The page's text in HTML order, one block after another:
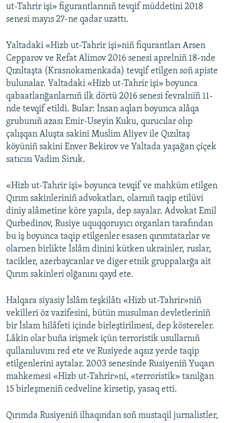
ut-Tahrir işi» figurantlarınıñ tevqif müddetini 2018
senesi mayıs 27-ne qadar uzattı.
Yaltadaki «Hizb ut-Tahrir işi»niñ fiqurantları Arsen
Cepparov ve Refat Alimov 2016 senesi aprelniñ 18-nde
Qızıltaşta (Krasnokamenkada) tevqif etilgen soñ apiste
bulunalar. Yaltadaki «Hizb ut-Tahrir işi» boyunca
qabaatlanğanlarnıñ ilk dörtü 2016 senesi fevralniñ 11-
nde tevqif etildi. Bular: İnsan aqları boyunca alâqa
grubunıñ azası Emir-Useyin Kuku, qurucılar olıp
çalışqan Aluşta sakini Muslim Aliyev ile Qızıltaş
köyüniñ sakini Enver Bekirov ve Yaltada yaşağan çiçek
satıcısı Vadim Siruk.
«Hizb ut-Tahrir işi» boyunca tevqif ve mahküm etilgen
Qırım sakinleriniñ advokatları, olarnıñ taqip etilüvi
diniy alâmetine köre yapıla, dep sayalar. Advokat Emil
Qurbedinov, Rusiye uquqqoruyıcı organları tarafından
bu iş boyunca taqip etilgenler esasen qırımtatarlar ve
olarnen birlikte İslâm dinini kütken ukrainler, ruslar,
tacikler, azerbaycanlar ve diger etnik gruppalarğa ait
Qırım sakinleri olğanını qayd ete.
Halqara siyasiy İslâm teşkilâtı «Hizb ut-Tahrir»niñ
vekilleri öz vazifesini, bütün musulman devletleriniñ
bir İslam hilâfeti içinde birleştirilmesi, dep köstereler.
Lâkin olar buña irişmek içün terroristik usullarnıñ
qullanıluvını red ete ve Rusiyede aqsız yerde taqip
etilgenlerini aytalar. 2003 senesinde Rusiyeniñ Yuqarı
mahkemesi «Hizb ut-Tahrir»ni, «terroristik» tanılğan
15 birleşmeniñ cedveline kirsetip, yasaq etti.
Qırımda Rusiyeniñ ilhaqından soñ mustaqil jurnalistler,